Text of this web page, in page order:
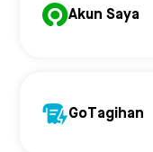
Akun Saya
GoTagihan